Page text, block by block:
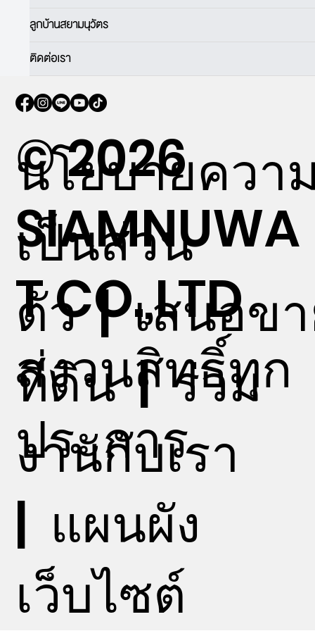
© 2026
SIAMNUWA
T CO.,LTD
สงวนสิทธิ์ทุก
ประการ
นโยบายควา
เป็นส่วน
ตัว|เสนอข
ที่ดิน|ร่วม
งานกับเรา
| แผนผัง
เว็บไซต์
ลูกบ้านสยามนุวัตร
ติดต่อเรา